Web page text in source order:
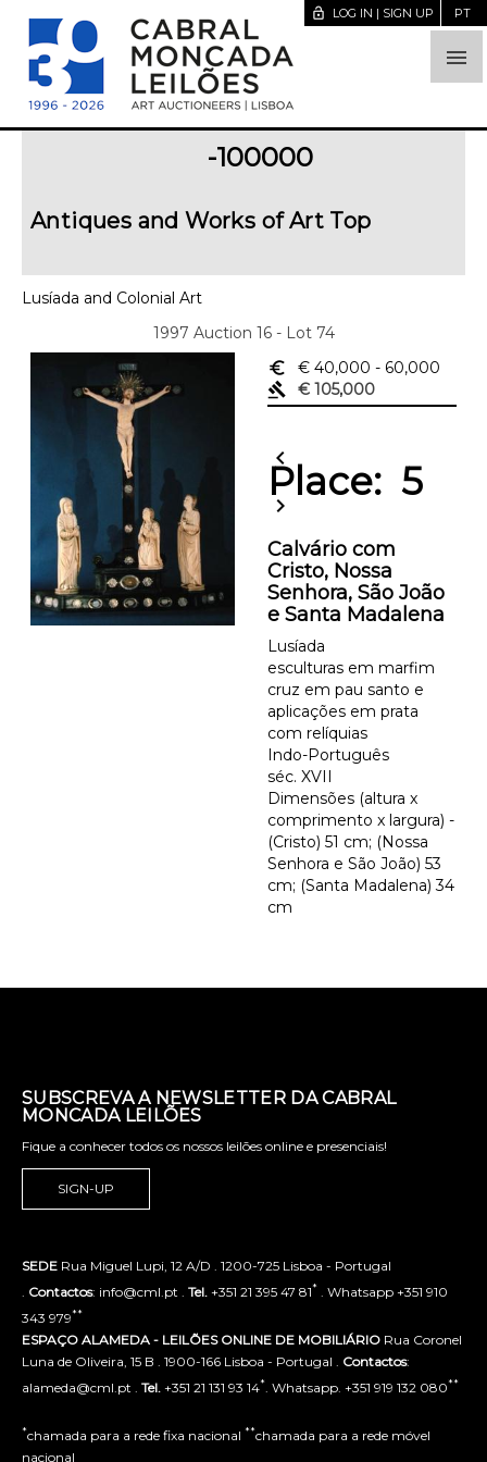

lock_open LOG IN | SIGN UP PT
-100000
Antiques and Works of Art Top
Lusíada and Colonial Art
1997 Auction 16 - Lot 74
euro_symbol
€ 40,000 - 60,000
gavel
€ 105,000
chevron_left
Place: 5
chevron_right
Calvário com
Cristo, Nossa
Senhora, São João
e Santa Madalena
Lusíada
esculturas em marfim
cruz em pau santo e
aplicações em prata
com relíquias
Indo-Português
séc. XVII
Dimensões (altura x
comprimento x largura) -
(Cristo) 51 cm; (Nossa
Senhora e São João) 53
cm; (Santa Madalena) 34
cm
SUBSCREVA A NEWSLETTER DA CABRAL
MONCADA LEILÕES
Fique a conhecer todos os nossos leilões online e presenciais!
SIGN-UP
SEDE Rua Miguel Lupi, 12 A/D . 1200-725 Lisboa - Portugal
Contactos: info@cml.pt . Tel. +351 21 395 47 81* . Whatsapp +351 910
343 979**
ESPAÇO ALAMEDA - LEILÕES ONLINE DE MOBILIÁRIO Rua Coronel
Luna de Oliveira, 15 B . 1900-166 Lisboa - Portugal . Contactos:
alameda@cml.pt . Tel. +351 21 131 93 14* . Whatsapp. +351 919 132 080**
*chamada para a rede fixa nacional **chamada para a rede móvel
nacional